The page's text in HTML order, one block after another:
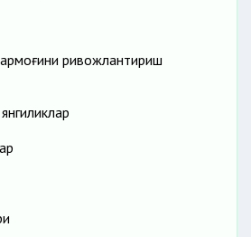
ривожлантириш